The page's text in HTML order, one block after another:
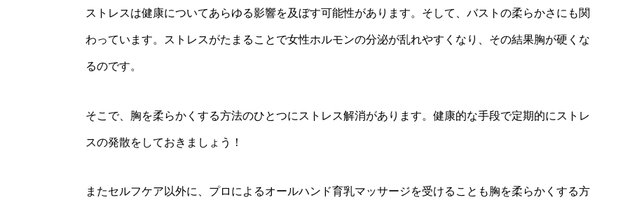
ストレスは健康についてあらゆる影響を及ぼす可能性があります。そして、バストの柔らかさにも関
わっています。ストレスがたまることで女性ホルモンの分泌が乱れやすくなり、その結果胸が硬くな
るのです。
そこで、胸を柔らかくする方法のひとつにストレス解消があります。健康的な手段で定期的にストレ
スの発散をしておきましょう！
またセルフケア以外に、プロによるオールハンド育乳マッサージを受けることも胸を柔らかくする方